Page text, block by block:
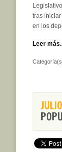
tras
en los
Leer
JULIO